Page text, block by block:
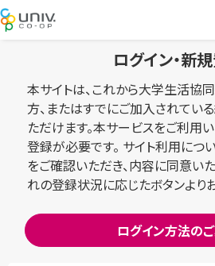
ログイン・新
本サイトは、これから大学生活協
方、またはすでにご加入されてい
ただけます。本サービスをご利用
登録が必要です。 サイト利用につ
をご確認いただき、内容に同意い
れの登録状況に応じたボタンより
ログイン方法の